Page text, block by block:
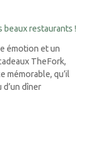
beaux restaurants !
émotion et un
TheFork,
mémorable, qu’il
d’un dîner